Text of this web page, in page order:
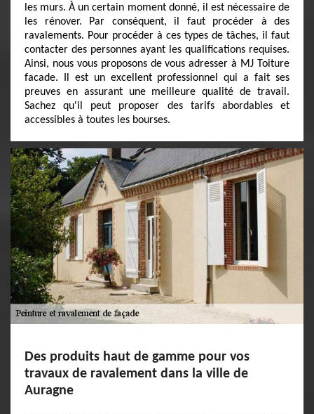
les murs. À un certain moment donné, il est nécessaire de
les rénover. Par conséquent, il faut procéder à des
ravalements. Pour procéder à ces types de tâches, il faut
contacter des personnes ayant les qualifications requises.
Ainsi, nous vous proposons de vous adresser à MJ Toiture
facade. Il est un excellent professionnel qui a fait ses
preuves en assurant une meilleure qualité de travail.
Sachez qu'il peut proposer des tarifs abordables et
accessibles à toutes les bourses.
Des produits haut de gamme pour vos
travaux de ravalement dans la ville de
Auragne